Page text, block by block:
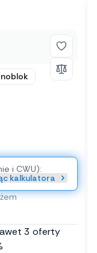
i CWU):
kalkulatora
3 oferty